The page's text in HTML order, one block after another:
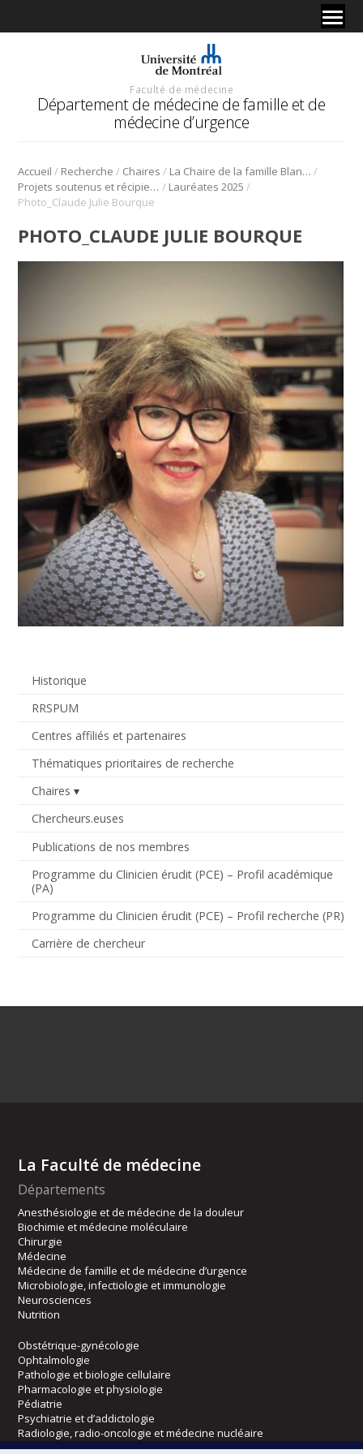
Faculté de médecine
Département de médecine de famille et de
médecine d’urgence
Accueil / Recherche / Chaires / La Chaire de la famille Blanchard pour l’enseignement et la recherche en soins palliatifs /
Projets soutenus et récipiendaires / Lauréates 2025 /
Photo_Claude Julie Bourque
Historique
RRSPUM
Centres affiliés et partenaires
Thématiques prioritaires de recherche
Chaires
Chercheurs.euses
Publications de nos membres
Programme du Clinicien érudit (PCE) – Profil académique
(PA)
Programme du Clinicien érudit (PCE) – Profil recherche (PR)
Carrière de chercheur
PHOTO_CLAUDE JULIE BOURQUE
La Faculté de médecine
Départements
Anesthésiologie et de médecine de la douleur
Biochimie et médecine moléculaire
Chirurgie
Médecine
Médecine de famille et de médecine d’urgence
Microbiologie, infectiologie et immunologie
Neurosciences
Nutrition
Obstétrique-gynécologie
Ophtalmologie
Pathologie et biologie cellulaire
Pharmacologie et physiologie
Pédiatrie
Psychiatrie et d’addictologie
Radiologie, radio-oncologie et médecine nucléaire